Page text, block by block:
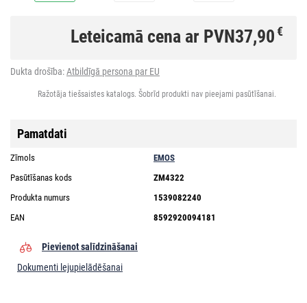
Leteicamā cena ar PVN37,90€
Dukta drošība:Atbildīgā persona par EU
Ražotāja tiešsaistes katalogs. Šobrīd produkti nav pieejami pasūtīšanai.
Pamatdati
Zīmols
EMOS
Pasūtīšanas kods
ZM4322
Produkta numurs
1539082240
EAN
8592920094181
Pievienot salīdzināšanai
Dokumenti lejupielādēšanai